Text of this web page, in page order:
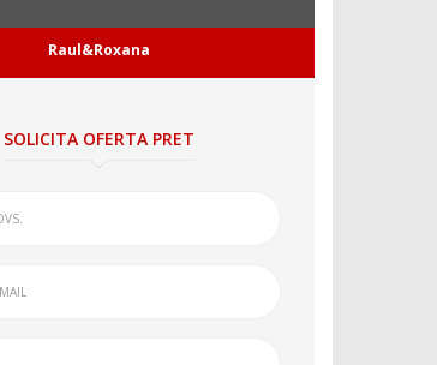
Raul&Roxana
SOLICITA OFERTA PRET